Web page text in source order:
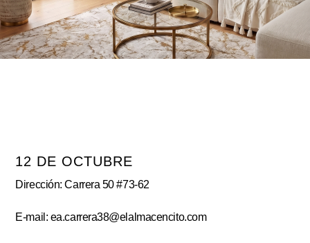
12 DE OCTUBRE
Dirección: Carrera 50 #73-62
E-mail: ea.carrera38@elalmacencito.com